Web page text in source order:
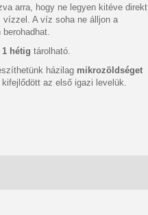
arra, hogy ne legyen kitéve direkt
vízzel. A víz soha ne álljon a
1 hétig tárolható.
házilag mikrozöldséget
az első igazi levelük.